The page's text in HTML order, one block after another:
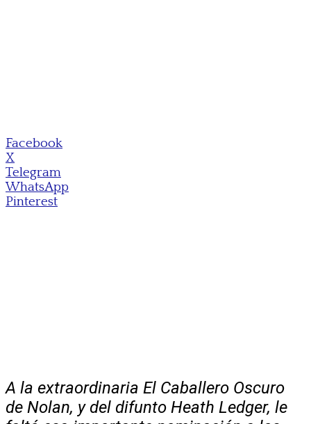
Facebook
X
Telegram
WhatsApp
Pinterest
A la extraordinaria El Caballero Oscuro
de Nolan, y del difunto Heath Ledger, le